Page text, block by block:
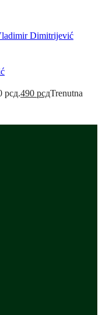
рсд.490 рсдTrenutna